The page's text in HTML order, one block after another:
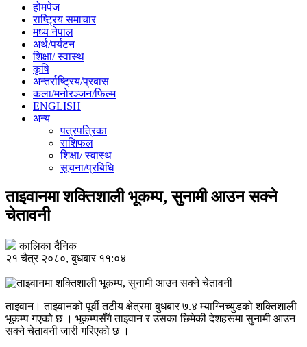
होमपेज
राष्ट्रिय समाचार
मध्य नेपाल
अर्थ/पर्यटन
शिक्षा/ स्वास्थ
कृषि
अन्तर्राष्ट्रिय/प्रबास
कला/मनोरञ्जन/फिल्म
ENGLISH
अन्य
पत्रपत्रिका
राशिफल
शिक्षा/ स्वास्थ
सूचना/प्रबिधि
ताइवानमा शक्तिशाली भूकम्प, सुनामी आउन सक्ने
चेतावनी
कालिका दैनिक
२१ चैत्र २०८०, बुधबार ११:०४
ताइवान। ताइवानको पूर्वी तटीय क्षेत्रमा बुधबार ७.४ म्याग्निच्युडको शक्तिशाली
भूकम्प गएको छ । भूकम्पसँगै ताइवान र उसका छिमेकी देशहरूमा सुनामी आउन
सक्ने चेतावनी जारी गरिएको छ ।